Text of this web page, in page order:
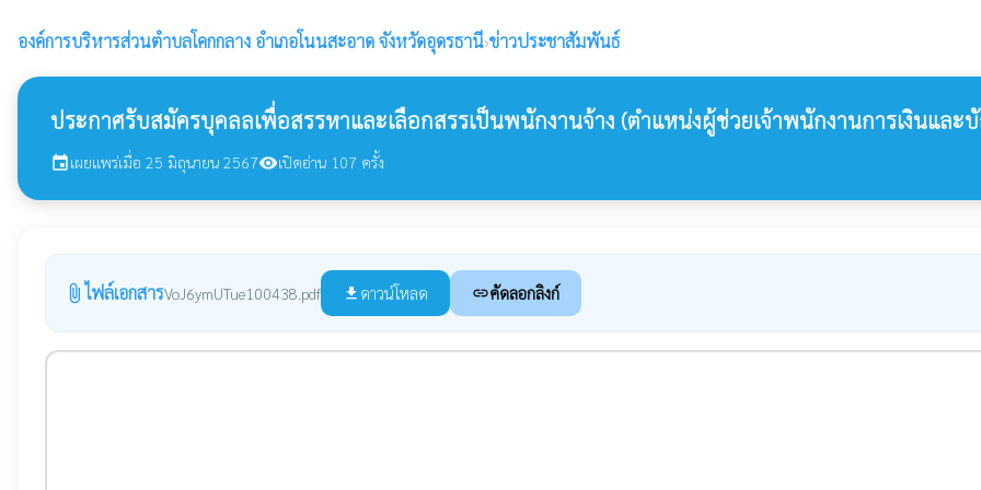
องค์การบริหารส่วนตำบลโคกกลาง อำเภอโนนสะอาด จังหวัดอุดรธานี›ข่าวประชาสัมพันธ์
ประกาศรับสมัครบุคลลเพื่อสรรหาและเลือกสรรเป็นพนักงานจ้าง (ตำแหน่งผู้ช่วยเจ้าพนักงานการเงินและ
eventเผยแพร่เมื่อ 25 มิถุนายน 2567visibilityเปิดอ่าน 107 ครั้ง
attach_file ไฟล์เอกสารVoJ6ymUTue100438.pdf file_download ดาวน์โหลด linkคัดลอกลิงก์